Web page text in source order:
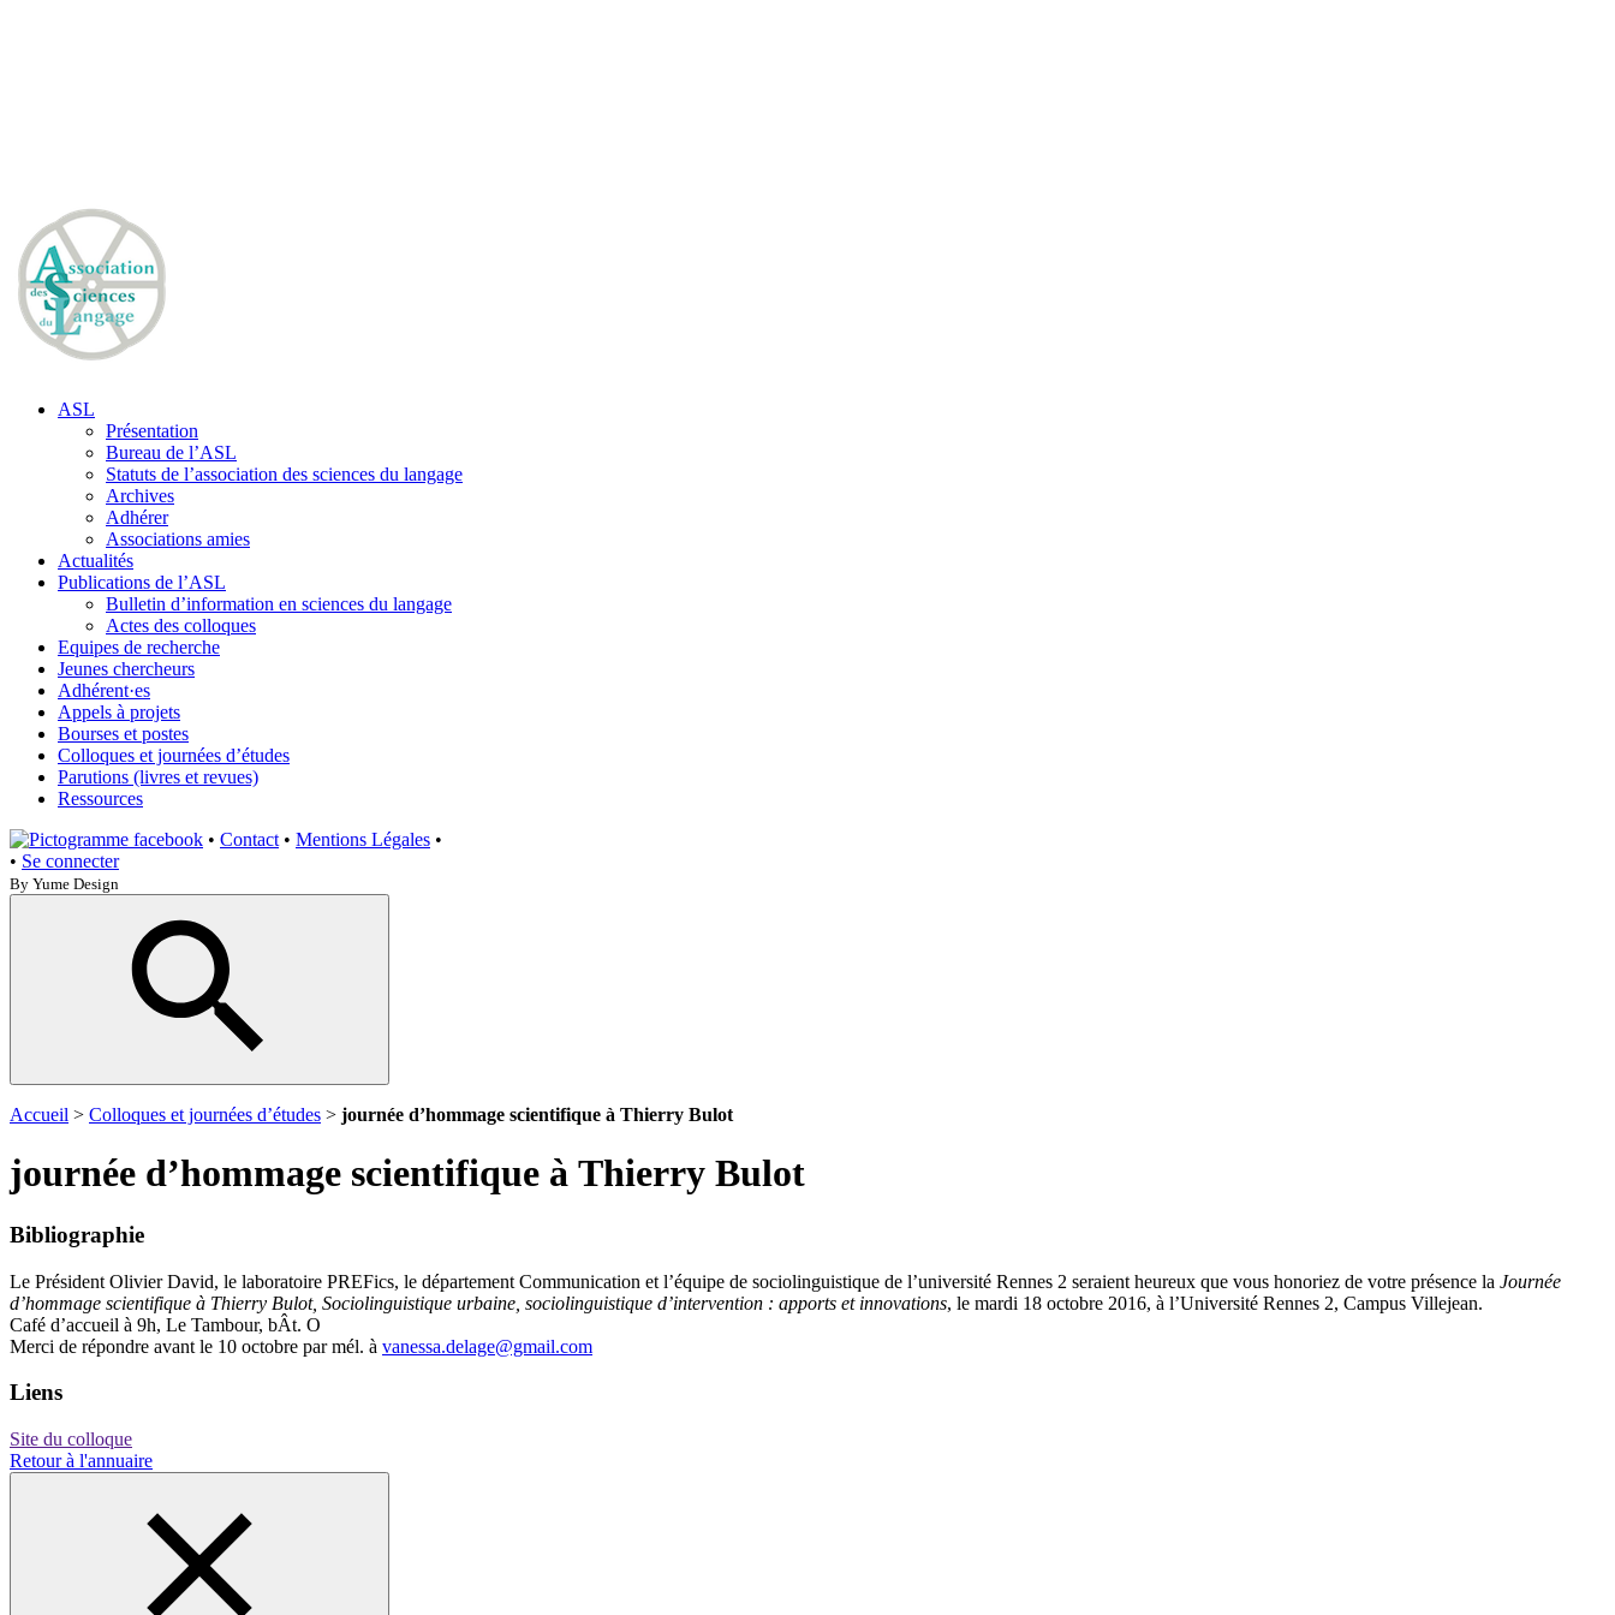
ASL
Présentation
Bureau de l’ASL
Statuts de l’association des sciences du langage
Archives
Adhérer
Associations amies
Actualités
Publications de l’ASL
Bulletin d’information en sciences du langage
Actes des colloques
Equipes de recherche
Jeunes chercheurs
Adhérent·es
Appels à projets
Bourses et postes
Colloques et journées d’études
Parutions (livres et revues)
Ressources
• Contact • Mentions Légales •
• Se connecter
By Yume Design
Accueil > Colloques et journées d’études > journée d’hommage scientifique à Thierry Bulot
journée d’hommage scientifique à Thierry Bulot
Bibliographie
Le Président Olivier David, le laboratoire PREFics, le département Communication et l’équipe de sociolinguistique de l’université Rennes 2 seraient heureux que vous honoriez de votre présence la Journée
d’hommage scientifique à Thierry Bulot, Sociolinguistique urbaine, sociolinguistique d’intervention : apports et innovations, le mardi 18 octobre 2016, à l’Université Rennes 2, Campus Villejean.
Café d’accueil à 9h, Le Tambour, bÂt. O
Merci de répondre avant le 10 octobre par mél. à vanessa.delage@gmail.com
Liens
Site du colloque
Retour à l'annuaire